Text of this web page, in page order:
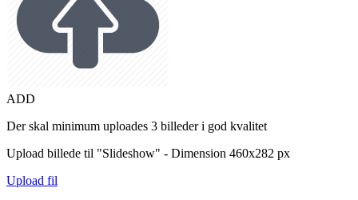
ADD
Der skal minimum uploades 3 billeder i god kvalitet
Upload billede til "Slideshow" - Dimension 460x282 px
Upload fil